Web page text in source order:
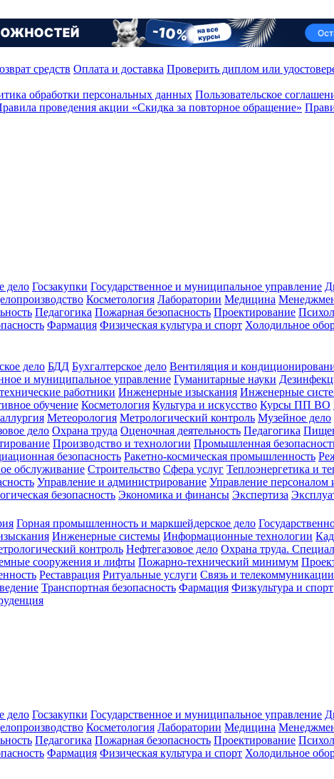
средств Оплата и доставка Проверить диплом или
обработки персональных данных Пользовательское
проведения акции «Скидка за повторное обращение»
дело Госзакупки Государственное и муниципальное управление
Косметология Лаборатории Медицина
Педагогика Пожарная безопасность Проектирование
Фармация Физическая культура и спорт Холодильное
дело БДД Бухгалтерское дело Вентиляция и
и муниципальное управление Гуманитарные науки
работники Инженерные изыскания Инженерные
обучение Косметология Культура и искусство Курсы ПП ВО
Метеорология Метрологический контроль Музейное дело
дело Охрана труда Оценочная деятельность Педагогика
Производство и технологии Промышленная
безопасность Ракетно-космическая промышленность
обслуживание Строительство Сфера услуг Теплоэнергетика и
Управление и администрирование Управление персоналом
безопасность Экономика и финансы Экспертиза
Горная промышленность и маркшейдерское дело
Инженерные системы Информационные технологии
контроль Нефтегазовое дело Охрана труда.
сооружения и лифты Пожарно-технический минимум
Реставрация Ритуальные услуги Связь и телекоммуникации
Транспортная безопасность Фармация Физкультура и спорт
дело Госзакупки Государственное и муниципальное управление
Косметология Лаборатории Медицина
Педагогика Пожарная безопасность Проектирование
Фармация Физическая культура и спорт Холодильное